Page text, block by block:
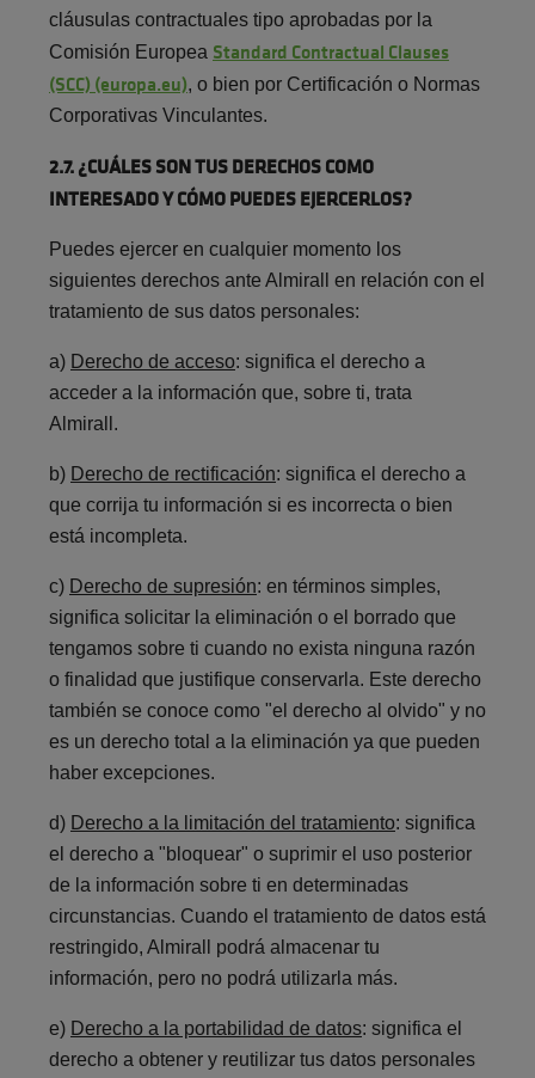
cláusulas contractuales tipo aprobadas por la
Comisión Europea Standard Contractual Clauses
(SCC) (europa.eu), o bien por Certificación o Normas
Corporativas Vinculantes.
2.7. ¿CUÁLES SON TUS DERECHOS COMO
INTERESADO Y CÓMO PUEDES EJERCERLOS?
Puedes ejercer en cualquier momento los
siguientes derechos ante Almirall en relación con el
tratamiento de sus datos personales:
a) Derecho de acceso: significa el derecho a
acceder a la información que, sobre ti, trata
Almirall.
b) Derecho de rectificación: significa el derecho a
que corrija tu información si es incorrecta o bien
está incompleta.
c) Derecho de supresión: en términos simples,
significa solicitar la eliminación o el borrado que
tengamos sobre ti cuando no exista ninguna razón
o finalidad que justifique conservarla. Este derecho
también se conoce como "el derecho al olvido" y no
es un derecho total a la eliminación ya que pueden
haber excepciones.
d) Derecho a la limitación del tratamiento: significa
el derecho a "bloquear" o suprimir el uso posterior
de la información sobre ti en determinadas
circunstancias. Cuando el tratamiento de datos está
restringido, Almirall podrá almacenar tu
información, pero no podrá utilizarla más.
e) Derecho a la portabilidad de datos: significa el
derecho a obtener y reutilizar tus datos personales